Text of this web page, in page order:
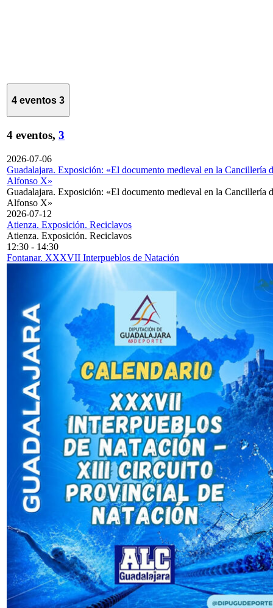
4 eventos 3
4 eventos, 3
2026-07-06
Guadalajara. Exposición: «El documento medieval en la Cancillería
Alfonso X»
Guadalajara. Exposición: «El documento medieval en la Cancillería
Alfonso X»
2026-07-12
Atienza. Exposición. Reciclavos
Atienza. Exposición. Reciclavos
12:30 - 14:30
Fontanar. XXXVII Interpueblos de Natación